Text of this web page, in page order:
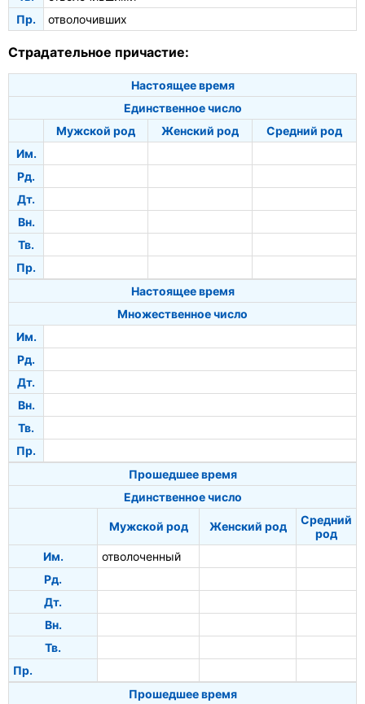
Пр.
отволочивших
Страдательное причастие:
Настоящее время
Единственное число
Мужской род
Женский род
Средний род
Им.
Рд.
Дт.
Вн.
Тв.
Пр.
Настоящее время
Множественное число
Им.
Рд.
Дт.
Вн.
Тв.
Пр.
Прошедшее время
Единственное число
Мужской род Женский род
Средний
род
Им.
отволоченный
Рд.
Дт.
Вн.
Тв.
Пр.
Прошедшее время